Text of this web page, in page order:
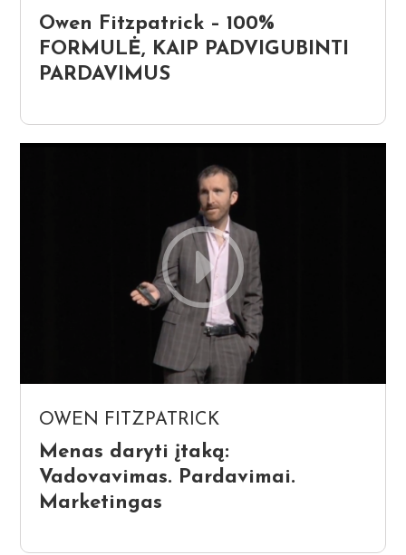
Owen Fitzpatrick – 100%
FORMULĖ, KAIP PADVIGUBINTI
PARDAVIMUS
OWEN FITZPATRICK
Menas daryti įtaką:
Vadovavimas. Pardavimai.
Marketingas